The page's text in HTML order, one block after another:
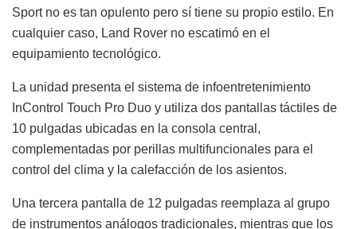
Sport no es tan opulento pero sí tiene su propio estilo. En
cualquier caso, Land Rover no escatimó en el
equipamiento tecnológico.
La unidad presenta el sistema de infoentretenimiento
InControl Touch Pro Duo y utiliza dos pantallas táctiles de
10 pulgadas ubicadas en la consola central,
complementadas por perillas multifuncionales para el
control del clima y la calefacción de los asientos.
Una tercera pantalla de 12 pulgadas reemplaza al grupo
de instrumentos análogos tradicionales, mientras que los